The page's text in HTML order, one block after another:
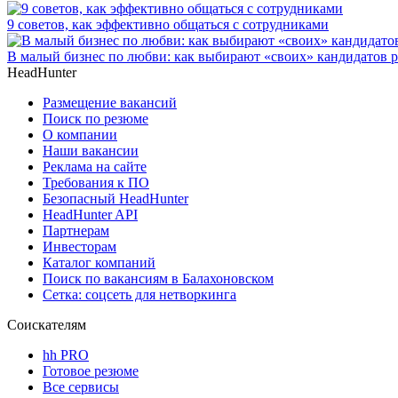
9 советов, как эффективно общаться с сотрудниками
В малый бизнес по любви: как выбирают «своих» кандидатов
HeadHunter
Размещение вакансий
Поиск по резюме
О компании
Наши вакансии
Реклама на сайте
Требования к ПО
Безопасный HeadHunter
HeadHunter API
Партнерам
Инвесторам
Каталог компаний
Поиск по вакансиям в Балахоновском
Сетка: соцсеть для нетворкинга
Соискателям
hh PRO
Готовое резюме
Все сервисы